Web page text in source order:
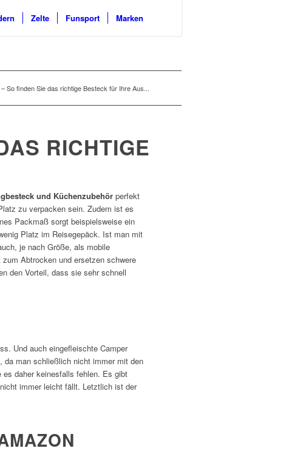
Zelte Funsport Marken
So finden Sie das richtige Besteck für Ihre Aus...
RICHTIGE
und Küchenzubehör perfekt
zu verpacken sein. Zudem ist es
Packmaß sorgt beispielsweise ein
Platz im Reisegepäck. Ist man mit
je nach Größe, als mobile
Abtrocken und ersetzen schwere
den Vorteil, dass sie sehr schnell
Und auch eingefleischte Camper
da man schließlich nicht immer mit den
daher keinesfalls fehlen. Es gibt
immer leicht fällt. Letztlich ist der